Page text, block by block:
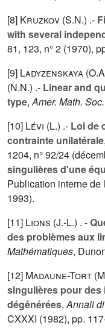
[8] Kruzkov (S.N.) .-
with several
81, 123, n° 2 (1970),
[9] Ladyzenskaya
(N.N.) .- Linear and
type,Amer. Math.
[10] Lévi (L.) .- Loi de
contrainte unilatérale
1204, n° 92/24
singulières d'une
Publication interne de
1993).
[11] Lions (J.-L.) . -
des problèmes aux
Mathématiques,
[12] Madaune-Tort
singulières pour
dégénérées,Annali
CXXXI (1982), pp.